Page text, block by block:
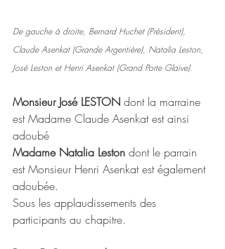
De gauche à droite, Bernard Huchet (Président),
Claude Asenkat (Grande Argentière), Natalia Leston,
José Leston et Henri Asenkat (Grand Porte Glaive).
Monsieur José LESTON dont la marraine
est Madame Claude Asenkat est ainsi
adoubé
Madame Natalia Leston dont le parrain
est Monsieur Henri Asenkat est également
adoubée.
Sous les applaudissements des
participants au chapitre.